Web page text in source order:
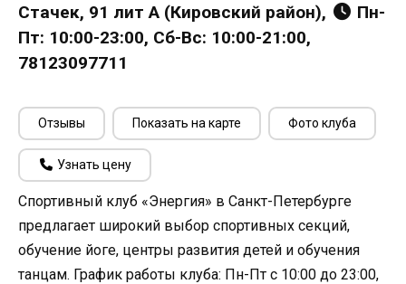
Стачек, 91 лит А (Кировский район),
Пн-
Пт: 10:00-23:00, Сб-Вс: 10:00-21:00,
78123097711
Отзывы Показать на карте Фото клуба
Узнать цену
Спортивный клуб «Энергия» в Санкт-Петербурге
предлагает широкий выбор спортивных секций,
обучение йоге, центры развития детей и обучения
танцам. График работы клуба: Пн-Пт с 10:00 до 23:00,